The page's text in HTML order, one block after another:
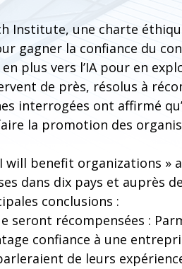
Institute, une charte
gagner la confiance du
plus vers l’IA pour en
de près, résolus à
interrogées ont affirmé
la promotion des
will benefit organizations »
dans dix pays et auprès
conclusions :
seront récompensées :
confiance à une
de leurs